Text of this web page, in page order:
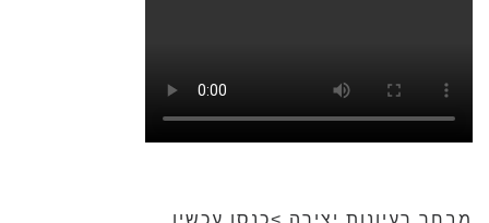
מבחר רעיונות יצירה >כנסו עכשיו